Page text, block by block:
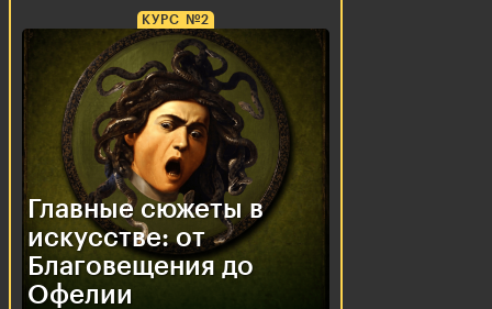
КУРС №2
Главные сюжеты в
искусстве: от
Благовещения до
Офелии